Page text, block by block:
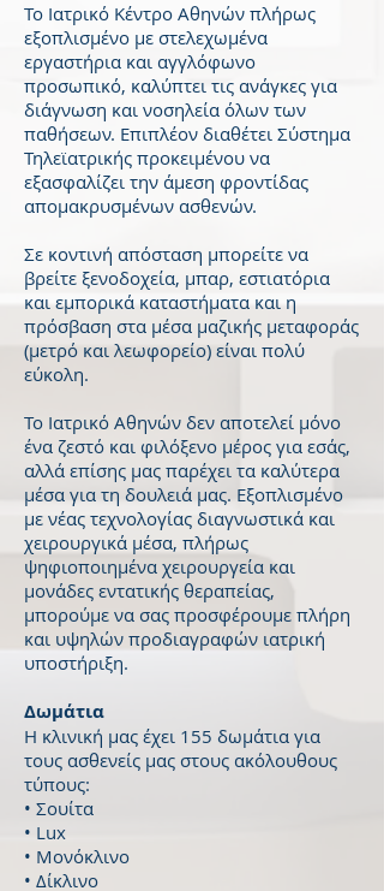
Το Ιατρικό Κέντρο Αθηνών πλήρως
εξοπλισμένο με στελεχωμένα
εργαστήρια και αγγλόφωνο
προσωπικό, καλύπτει τις ανάγκες για
διάγνωση και νοσηλεία όλων των
παθήσεων. Επιπλέον διαθέτει Σύστημα
Τηλεϊατρικής προκειμένου να
εξασφαλίζει την άμεση φροντίδας
απομακρυσμένων ασθενών.
Σε κοντινή απόσταση μπορείτε να
βρείτε ξενοδοχεία, μπαρ, εστιατόρια
και εμπορικά καταστήματα και η
πρόσβαση στα μέσα μαζικής μεταφοράς
(μετρό και λεωφορείο) είναι πολύ
εύκολη.
Το Ιατρικό Αθηνών δεν αποτελεί μόνο
ένα ζεστό και φιλόξενο μέρος για εσάς,
αλλά επίσης μας παρέχει τα καλύτερα
μέσα για τη δουλειά μας. Εξοπλισμένο
με νέας τεχνολογίας διαγνωστικά και
χειρουργικά μέσα, πλήρως
ψηφιοποιημένα χειρουργεία και
μονάδες εντατικής θεραπείας,
μπορούμε να σας προσφέρουμε πλήρη
και υψηλών προδιαγραφών ιατρική
υποστήριξη.
Δωμάτια
Η κλινική μας έχει 155 δωμάτια για
τους ασθενείς μας στους ακόλουθους
τύπους:
• Σουίτα
• Lux
• Μονόκλινο
• Δίκλινο